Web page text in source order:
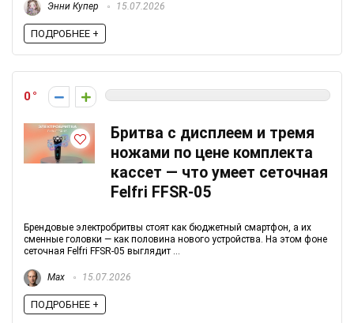
Энни Купер 15.07.2026
ПОДРОБНЕЕ +
0
Бритва с дисплеем и тремя
ножами по цене комплекта
кассет — что умеет сеточная
Felfri FFSR-05
Брендовые электробритвы стоят как бюджетный смартфон, а их
сменные головки — как половина нового устройства. На этом фоне
сеточная Felfri FFSR-05 выглядит ...
Max 15.07.2026
ПОДРОБНЕЕ +